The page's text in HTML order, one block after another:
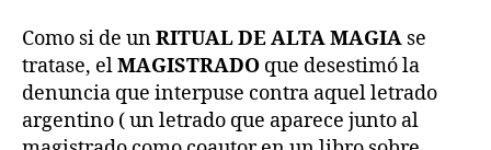
Como si de unRITUAL DE ALTA MAGIA se
tratase, elMAGISTRADO que desestimó la
denuncia que interpuse contra aquel letrado
argentino ( un letrado que aparece junto al